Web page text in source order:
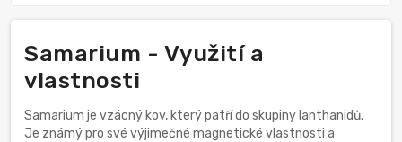
Samarium - Využití a
vlastnosti
Samarium je vzácný kov, který patří do skupiny lanthanidů.
Je známý pro své výjimečné magnetické vlastnosti a